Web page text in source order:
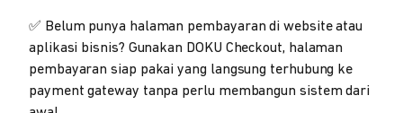
✅ Belum punya halaman pembayaran di website atau
aplikasi bisnis? Gunakan DOKU Checkout, halaman
pembayaran siap pakai yang langsung terhubung ke
payment gateway tanpa perlu membangun sistem dari